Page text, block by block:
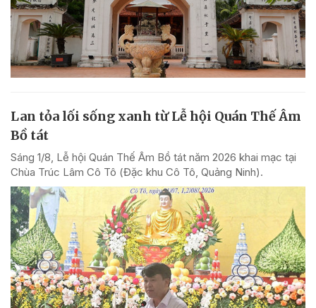
Lan tỏa lối sống xanh từ Lễ hội Quán Thế Âm
Bồ tát
Sáng 1/8, Lễ hội Quán Thế Âm Bồ tát năm 2026 khai mạc tại
Chùa Trúc Lâm Cô Tô (Đặc khu Cô Tô, Quảng Ninh).